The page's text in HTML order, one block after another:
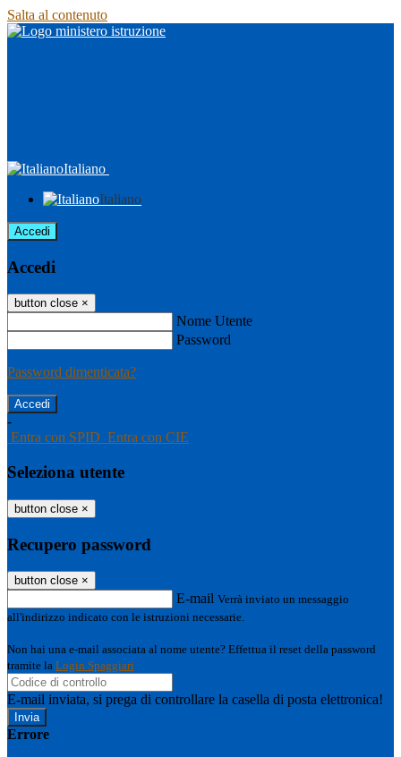
Salta al contenuto
Italiano
Italiano
Accedi
Accedi
button close ×
Nome Utente
Password
Password dimenticata?
-
Entra con SPID Entra con CIE
Seleziona utente
button close ×
Recupero password
button close ×
E-mail Verrà inviato un messaggio
all'indirizzo indicato con le istruzioni necessarie.
Non hai una e-mail associata al nome utente? Effettua il reset della password
tramite la Login Spaggiari
E-mail inviata, si prega di controllare la casella di posta elettronica!
Errore